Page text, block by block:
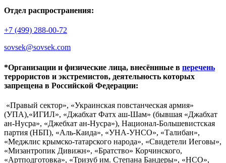
Отдел распространения:
+7 (499) 288-00-72
sovsek@sovsek.com
*Организации и физические лица, внесённные в перечень
террористов и экстремистов, деятельность которых
запрещена в Российской Федерации:
«Правый сектор», «Украинская повстанческая армия»
(УПА),«ИГИЛ», «Джабхат Фатх аш-Шам» (бывшая «Джабхат
ан-Нусра», «Джебхат ан-Нусра»), Национал-Большевистская
партия (НБП), «Аль-Каида», «УНА-УНСО», «Талибан»,
«Меджлис крымско-татарского народа», «Свидетели Иеговы»,
«Мизантропик Дивижн», «Братство» Корчинского,
«Артподготовка», «Тризуб им. Степана Бандеры», «НСО»,